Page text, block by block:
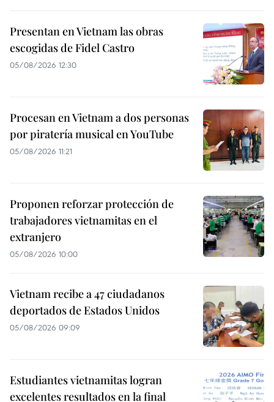
Presentan en Vietnam las obras
escogidas de Fidel Castro
05/08/2026 12:30
Procesan en Vietnam a dos personas
por piratería musical en YouTube
05/08/2026 11:21
Proponen reforzar protección de
trabajadores vietnamitas en el
extranjero
05/08/2026 10:00
Vietnam recibe a 47 ciudadanos
deportados de Estados Unidos
05/08/2026 09:09
Estudiantes vietnamitas logran
excelentes resultados en la final